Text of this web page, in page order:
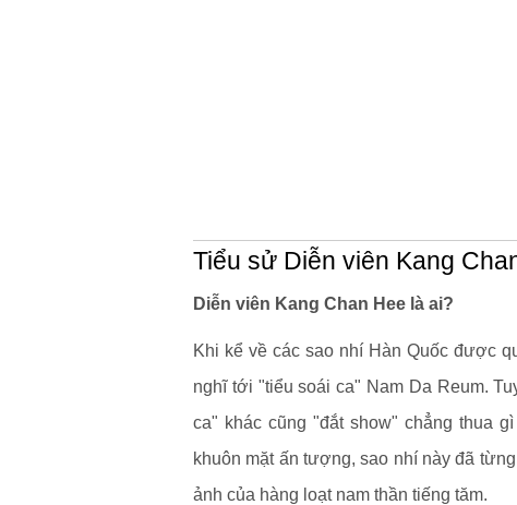
Tiểu sử Diễn viên Kang
Diễn viên Kang Chan Hee là ai?
Khi kể về các sao nhí Hàn Quốc được
nghĩ tới "tiểu soái ca" Nam Da Reum.
ca" khác cũng "đắt show" chẳng thua
khuôn mặt ấn tượng, sao nhí này đã
ảnh của hàng loạt nam thần tiếng tăm.